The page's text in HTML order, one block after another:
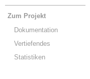
Zum Projekt
Dokumentation
Vertiefendes
Statistiken